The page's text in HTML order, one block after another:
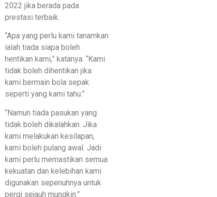
2022 jika berada pada
prestasi terbaik.
“Apa yang perlu kami tanamkan
ialah tiada siapa boleh
hentikan kami,” katanya. “Kami
tidak boleh dihentikan jika
kami bermain bola sepak
seperti yang kami tahu.”
“Namun tiada pasukan yang
tidak boleh dikalahkan. Jika
kami melakukan kesilapan,
kami boleh pulang awal. Jadi
kami perlu memastikan semua
kekuatan dan kelebihan kami
digunakan sepenuhnya untuk
pergi sejauh mungkin.”